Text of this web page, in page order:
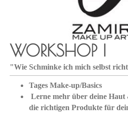
WORKSHOP I
"Wie Schminke ich mich selbst
Tages Make-up/Basics
Lerne mehr über deine Haut
die richtigen Produkte für